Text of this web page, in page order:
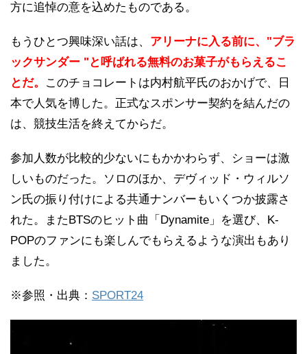
方に追悼の意を込めたものである。
もうひとつ興味深い話は、 アリーナに入る前に、"ブラ
ックサンダー "と呼ばれる無料のお菓子がもらえるこ
とだ。
このチョコレートは内村航平氏のおかげで、日
本で人気を博した。正式なスポンサー契約を結んだの
は、競技生活を終えてからだ。
参加人数が比較的少ないにもかかわらず、ショーは激
しいものだった。ソロのほか、デヴィッド・ウィルソ
ン氏の振り付けによる共通ナンバーもいくつか披露さ
れた。またBTSのヒット曲「Dynamite」を選び、K-
POPのファンにも楽しんでもらえるような演出もあり
ました。
※参照・出典： SPORT24